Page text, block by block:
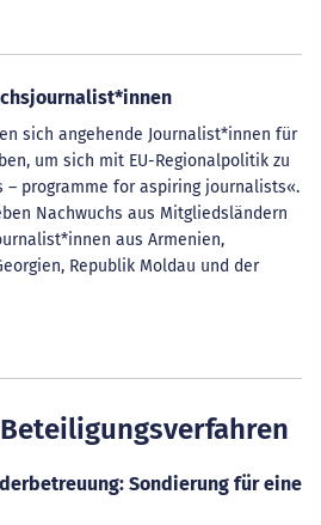
sich angehende Journalist*innen für
um sich mit EU-Regionalpolitik zu
– programme for aspiring journalists«.
Nachwuchs aus Mitgliedsländern
aus Armenien,
Republik Moldau und der
Sondierung für eine